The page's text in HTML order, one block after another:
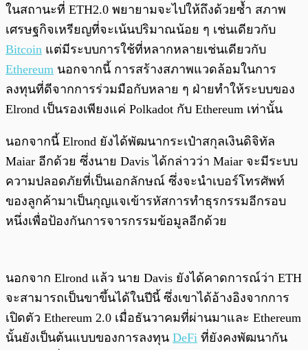
ในสถานะที่ ETH2.0 พยายามจะไปให้ถึงด้วยซ้ำ สภาพ
เศรษฐกิจเหรียญที่จะเน้นปริมาณน้อย ๆ เช่นเดียวกับ
Bitcoin แต่มีระบบการใช้ที่หลากหลายเช่นเดียวกับ
Ethereum นอกจากนี้ การสร้างสภาพแวดล้อมในการ
ลงทุนที่ดีจากการร่วมมือกับหลาย ๆ ฝ่ายทำให้ระบบของ
Elrond เป็นรองเพียงแค่ Polkadot กับ Ethereum เท่านั้น
นอกจากนี้ Elrond ยังได้พัฒนากระเป๋าสกุลเงินดิจิทัล
Maiar อีกด้วย ซึ่งนาย Davis ได้กล่าวว่า Maiar จะมีระบบ
ความปลอดภัยที่เป็นเอกลักษณ์ ซึ่งจะนำเบอร์โทรศัพท์
ของลูกค้ามาเป็นกุญแจเข้ารหัสการทำธุรกรรมอีกรอบ
หนึ่งเพื่อป้องกันการจารกรรมข้อมูลอีกด้วย
นอกจาก Elrond แล้ว นาย Davis ยังได้คาดการณ์ว่า ETH
จะสามารถเป็นขาขึ้นได้ในปีนี้ ซึ่งเขาได้อ้างอิงจากการ
เปิดตัว Ethereum 2.0 เมื่อธันวาคมที่ผ่านมาและ Ethereum
นั้นยังเป็นต้นแบบของการลงทุน DeFi ที่ยังคงพัฒนากัน